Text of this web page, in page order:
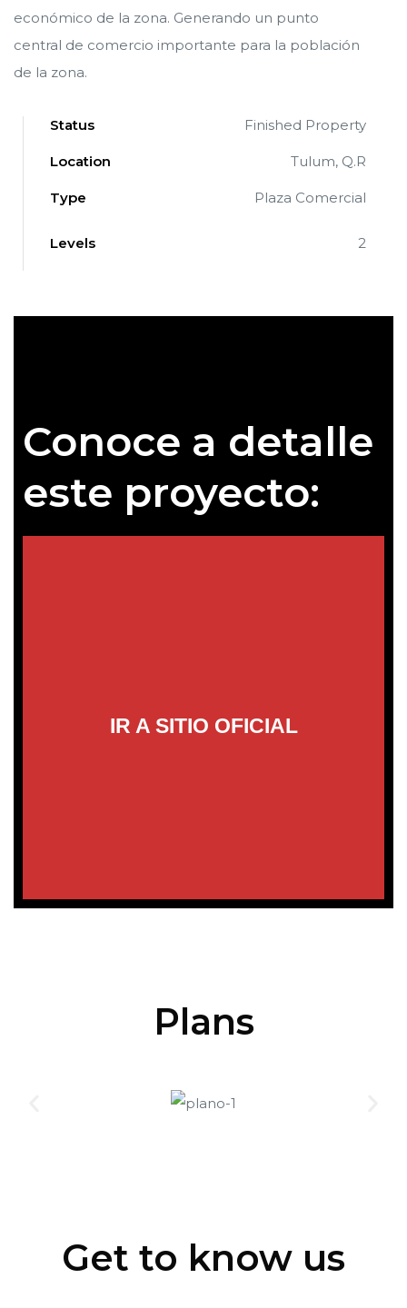
en
económico de la zona. Generando un punto
central de comercio importante para la población
de la zona.
Status Finished Property
Location Tulum, Q.R
Type Plaza Comercial
Levels 2
Conoce a detalle
este proyecto:
IR A SITIO OFICIAL
IR AL SITIO OFICIAL
Plans
Get to know us
en